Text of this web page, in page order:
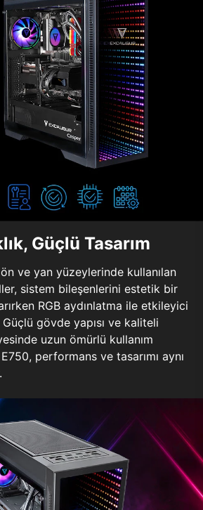
Güçlü Tasarım
ve yan yüzeylerinde kullanılan
sistem bileşenlerini estetik bir
RGB aydınlatma ile etkileyici
gövde yapısı ve kaliteli
uzun ömürlü kullanım
performans ve tasarımı aynı